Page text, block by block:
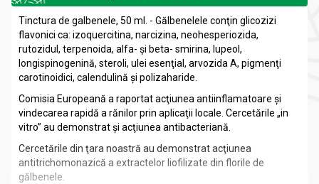
Tinctura de galbenele, 50 ml. - Gălbenelele conţin glicozizi
flavonici ca: izoquercitina, narcizina, neohesperiozida,
rutozidul, terpenoida, alfa- şi beta- smirina, lupeol,
longispinogenină, steroli, ulei esenţial, arvozida A, pigmenţi
carotinoidici, calendulină şi polizaharide.
Comisia Europeană a raportat acţiunea antiinflamatoare şi
vindecarea rapidă a rănilor prin aplicaţii locale. Cercetările „in
vitro” au demonstrat şi acţiunea antibacteriană.
Cercetările din ţara noastră au demonstrat acţiunea
antitrichomonazică a extractelor liofilizate din florile de
gălbenele.